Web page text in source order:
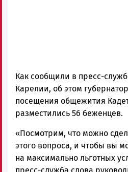
Как сообщили в пресс-
Карелии, об этом
посещения общежития
разместились 56 беженцев.
«Посмотрим, что можно
этого вопроса, и чтобы вы
на максимально льготных